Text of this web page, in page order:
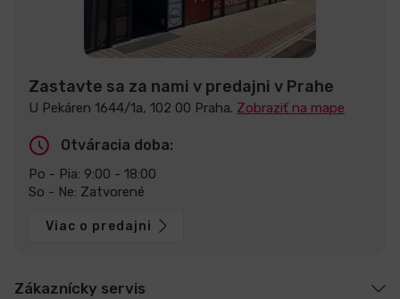
Zastavte sa za nami v predajni v Prahe
U Pekáren 1644/1a, 102 00 Praha. Zobraziť na mape
Otváracia doba:
Po - Pia: 9:00 - 18:00
So - Ne: Zatvorené
Viac o predajni
Zákaznícky servis